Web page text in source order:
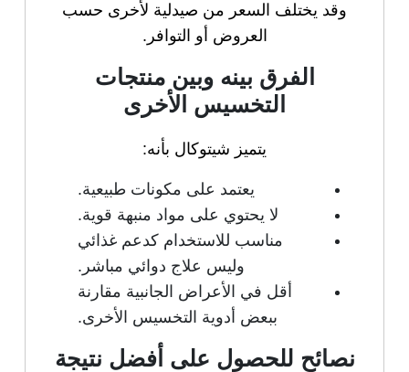
وقد يختلف السعر من صيدلية لأخرى حسب
العروض أو التوافر.
الفرق بينه وبين منتجات
التخسيس الأخرى
يتميز شيتوكال بأنه:
يعتمد على مكونات طبيعية.
لا يحتوي على مواد منبهة قوية.
مناسب للاستخدام كدعم غذائي
وليس علاج دوائي مباشر.
أقل في الأعراض الجانبية مقارنة
ببعض أدوية التخسيس الأخرى.
نصائح للحصول على أفضل نتيجة